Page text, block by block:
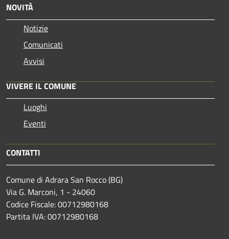
NOVITÀ
Notizie
Comunicati
Avvisi
VIVERE IL COMUNE
Luoghi
Eventi
CONTATTI
Comune di Adrara San Rocco (BG)
Via G. Marconi, 1 - 24060
Codice Fiscale: 00712980168
Partita IVA: 00712980168